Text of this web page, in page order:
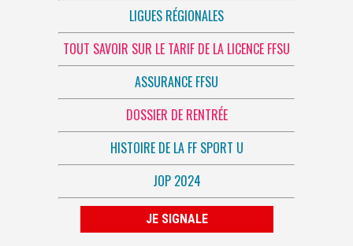
LIGUES RÉGIONALES
TOUT SAVOIR SUR LE TARIF DE LA LICENCE FFSU
ASSURANCE FFSU
DOSSIER DE RENTRÉE
HISTOIRE DE LA FF SPORT U
JOP 2024
JE SIGNALE